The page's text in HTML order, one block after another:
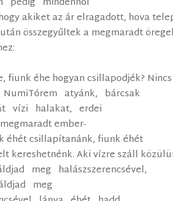
akiket az ár elragadott, hova
összegyűltek a megmaradt
fiunk éhe hogyan csillapodjék?
atyánk, bárcsak
vízi halakat, erdei
ember­
éhét csillapítanánk, fiunk éhét
kereshetnénk. Aki vízre száll
meg halászszerencsével,
meg